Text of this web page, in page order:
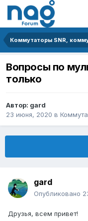
Коммутаторы SNR,
Вопросы по
только
Автор: gard
23 июня, 2020 в
gard
Опубликовано
Друзья, всем привет!